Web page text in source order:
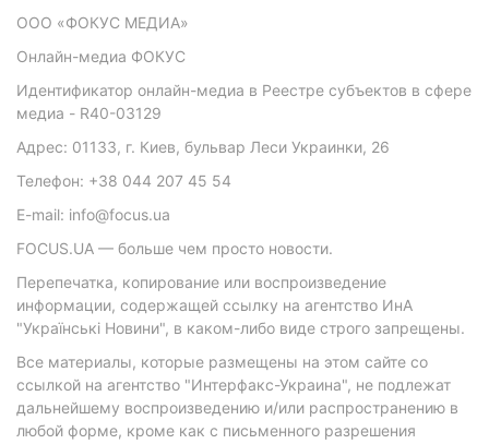
ООО «ФОКУС МЕДИА»
Онлайн-медиа ФОКУС
Идентификатор онлайн-медиа в Реестре субъектов в сфере
медиа - R40-03129
Адрес: 01133, г. Киев, бульвар Леси Украинки, 26
Телефон: +38 044 207 45 54
E-mail: info@focus.ua
FOCUS.UA — больше чем просто новости.
Перепечатка, копирование или воспроизведение
информации, содержащей ссылку на агентство ИнА
"Українські Новини", в каком-либо виде строго запрещены.
Все материалы, которые размещены на этом сайте со
ссылкой на агентство "Интерфакс-Украина", не подлежат
дальнейшему воспроизведению и/или распространению в
любой форме, кроме как с письменного разрешения